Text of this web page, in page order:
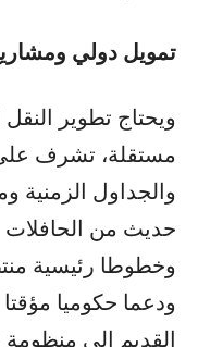
تمويل دولي
ويحتاج تطوير
مستقلة، تشرف
والجداول الزمنية
حديث من الحافلات
وخطوطا رئيسية
ودعما حكوميا
القديم إلى